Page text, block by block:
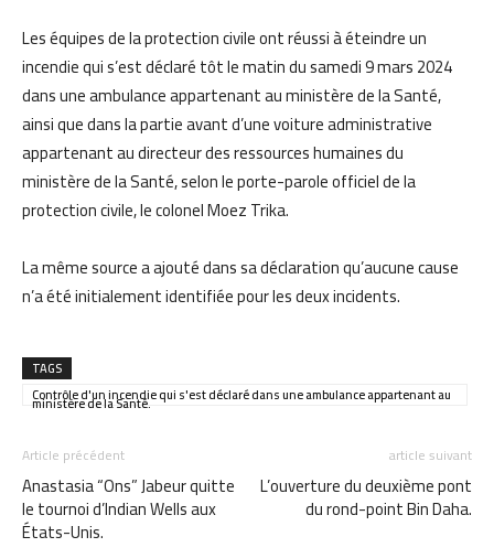
Les équipes de la protection civile ont réussi à éteindre un
incendie qui s’est déclaré tôt le matin du samedi 9 mars 2024
dans une ambulance appartenant au ministère de la Santé,
ainsi que dans la partie avant d’une voiture administrative
appartenant au directeur des ressources humaines du
ministère de la Santé, selon le porte-parole officiel de la
protection civile, le colonel Moez Trika.
La même source a ajouté dans sa déclaration qu’aucune cause
n’a été initialement identifiée pour les deux incidents.
TAGS
Contrôle d'un incendie qui s'est déclaré dans une ambulance appartenant au
ministère de la Santé.
Article précédent
Anastasia “Ons” Jabeur quitte
le tournoi d’Indian Wells aux
États-Unis.
article suivant
L’ouverture du deuxième pont
du rond-point Bin Daha.